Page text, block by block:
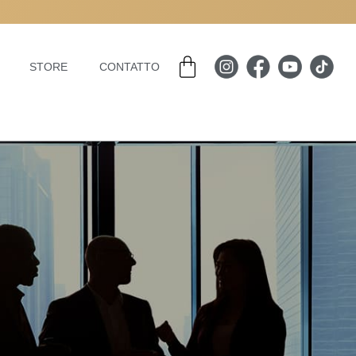
STORE CONTATTO Carrello